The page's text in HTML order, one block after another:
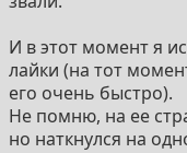
И в этот момент я
лайки (на тот
его очень быстро).
Не помню, на ее
но наткнулся на